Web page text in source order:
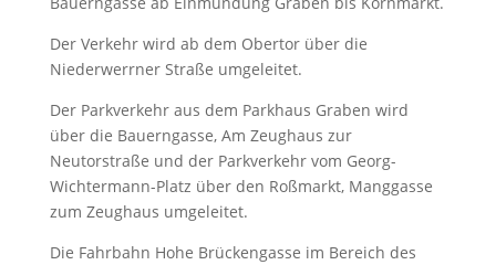
Der Verkehr wird ab dem Obertor über die
Niederwerrner Straße umgeleitet.
Der Parkverkehr aus dem Parkhaus Graben wird
über die Bauerngasse, Am Zeughaus zur
Neutorstraße und der Parkverkehr vom Georg-
Wichtermann-Platz über den Roßmarkt, Manggasse
zum Zeughaus umgeleitet.
Die Fahrbahn Hohe Brückengasse im Bereich des